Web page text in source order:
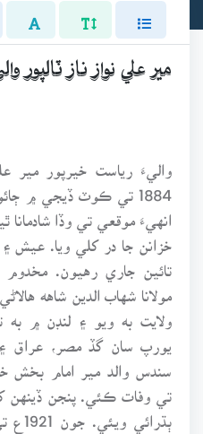
مير علي نواز ناز ٽالپور
1884 تي ڪوٽ ڏيجي ۾
انهيءَ موقعي تي وڏا شادمانا
خزانن جا در کلي ويا. عيش
تائين جاري رهيون.
مولانا شهاب الدين شاهه
ولايت به ويو ۽ لنڊن ۾
يورپ سان گڏ مصر، عراق
تي وفات ڪئي. پنجن ڏينهن